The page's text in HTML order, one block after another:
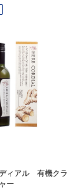
ィアル 有機クラ
ー